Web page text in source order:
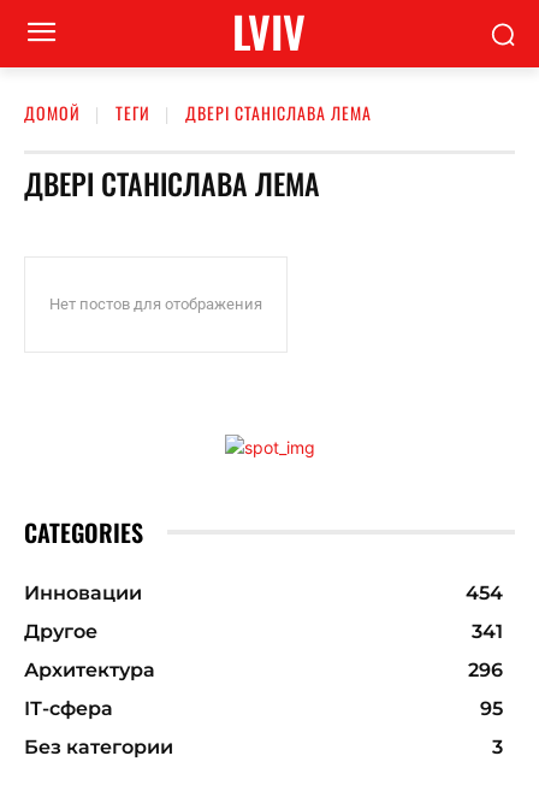
LVIV
ДОМОЙ ТЕГИ ДВЕРІ СТАНІСЛАВА ЛЕМА
ДВЕРІ СТАНІСЛАВА ЛЕМА
Нет постов для отображения
CATEGORIES
Инновации
454
Другое
341
Архитектура
296
ІТ-сфера
95
Без категории
3